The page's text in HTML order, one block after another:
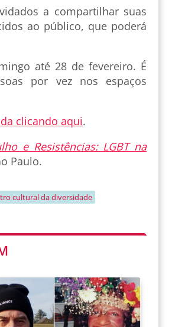
a compartilhar suas
ao público, que poderá
até 28 de fevereiro. É
por vez nos espaços
clicando aqui.
e Resistências: LGBT na
Paulo.
cultural da diversidade